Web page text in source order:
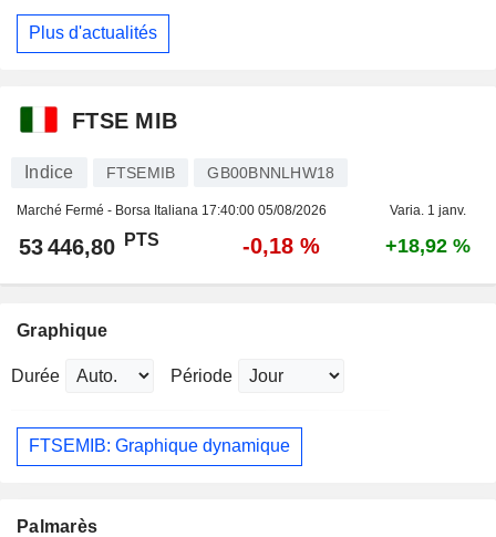
Plus d'actualités
FTSE MIB
Indice FTSEMIB GB00BNNLHW18
Marché Fermé - Borsa Italiana 17:40:00 05/08/2026 Varia. 1 janv.
53 446,80 PTS -0,18 % +18,92 %
Graphique
Durée Période
FTSEMIB: Graphique dynamique
Palmarès